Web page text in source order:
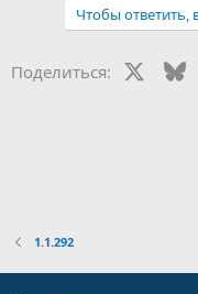
Чтобы ответить,
Поделиться:
1.1.292